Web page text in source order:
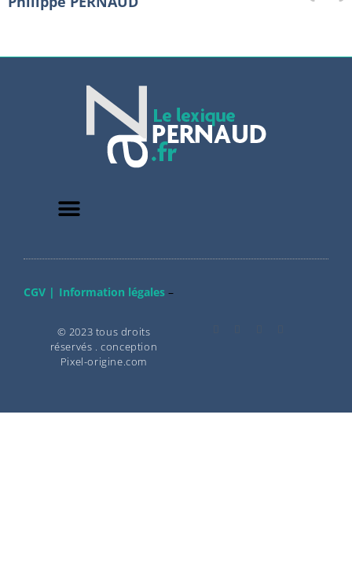
CGV | Information légales–
© 2023 tous droits
réservés . conception
Pixel-origine.com